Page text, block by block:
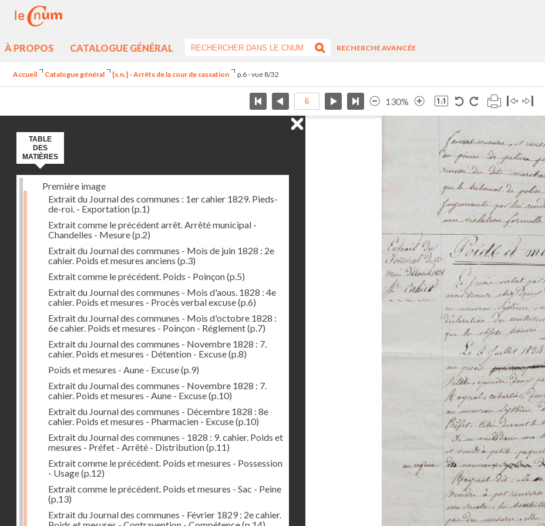
À PROPOS CATALOGUE GÉNÉRAL
RECHERCHE AVANCÉE
Accueil Catalogue général [s.n.] - Arrêts de la cour de cassation p.6 - vue 8/32
130%
TABLE
DES
MATIÈRES
Première image
Extrait du Journal des communes : 1er cahier 1829. Pieds-
de-roi. - Exportation(p.1)
Extrait comme le précédent arrêt. Arrêté municipal -
Chandelles - Mesure(p.2)
Extrait du Journal des communes - Mois de juin 1828 : 2e
cahier. Poids et mesures anciens (p.3)
Extrait comme le précédent. Poids - Poinçon(p.5)
Extrait du Journal des communes - Mois d'aous. 1828 : 4e
cahier. Poids et mesures - Procès verbal excuse(p.6)
Extrait du Journal des communes - Mois d'octobre 1828 :
6e cahier. Poids et mesures - Poinçon - Réglement(p.7)
Extrait du Journal des communes - Novembre 1828 : 7.
cahier. Poids et mesures - Détention - Excuse(p.8)
Poids et mesures - Aune - Excuse(p.9)
Extrait du Journal des communes - Novembre 1828 : 7.
cahier. Poids et mesures - Aune - Excuse(p.10)
Extrait du Journal des communes - Décembre 1828 : 8e
cahier. Poids et mesures - Pharmacien - Excuse(p.10)
Extrait du Journal des communes - 1828 : 9. cahier. Poids et
mesures - Préfet - Arrêté - Distribution(p.11)
Extrait comme le précédent. Poids et mesures - Possession
- Usage(p.12)
Extrait comme le précédent. Poids et mesures - Sac - Peine
(p.13)
Extrait du Journal des communes - Février 1829 : 2e cahier.